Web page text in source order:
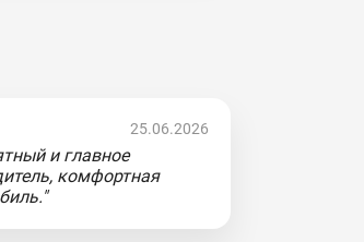
25.06.2026
и главное
комфортная